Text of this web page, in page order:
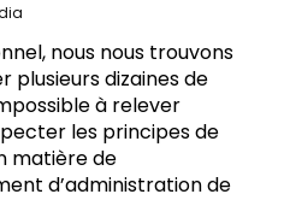
nous nous trouvons
plusieurs dizaines de
à relever
les principes de
matière de
d’administration de